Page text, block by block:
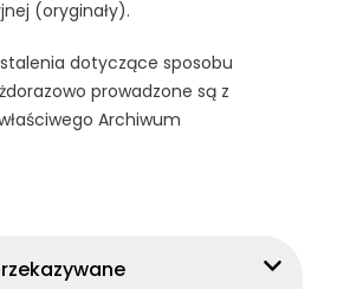
(oryginały).
dotyczące sposobu
prowadzone są z
Archiwum